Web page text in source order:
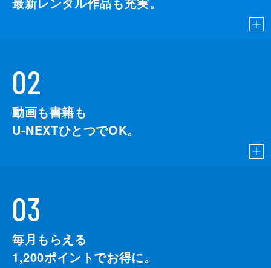
02
動画も書籍も
U-NEXTひとつでOK。
03
毎月もらえる
1,200ポイントでお得に。